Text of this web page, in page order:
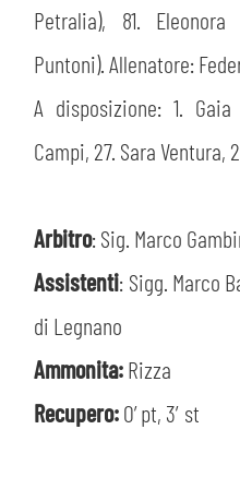
Petralia), 81.
Puntoni). Allenatore:
A disposizione: 1.
Campi, 27. Sara Ventura,
Arbitro: Sig. Marco
Assistenti: Sigg. Marco
di Legnano
Ammonita:Rizza
Recupero:0’ pt, 3′ st